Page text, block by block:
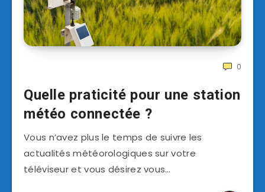
0
Quelle praticité pour une station
météo connectée ?
Vous n’avez plus le temps de suivre les
actualités météorologiques sur votre
téléviseur et vous désirez vous…